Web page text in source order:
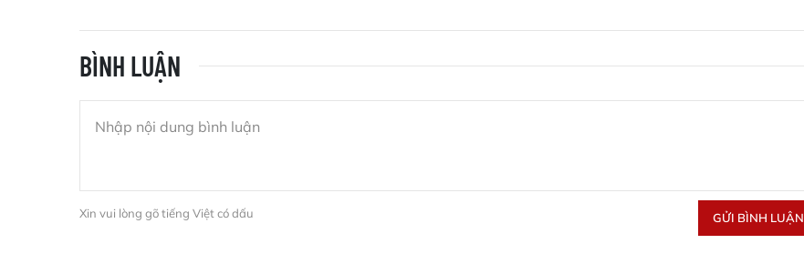
BÌNH LUẬN
Xin vui lòng gõ tiếng Việt có dấu GỬI BÌNH LUẬN